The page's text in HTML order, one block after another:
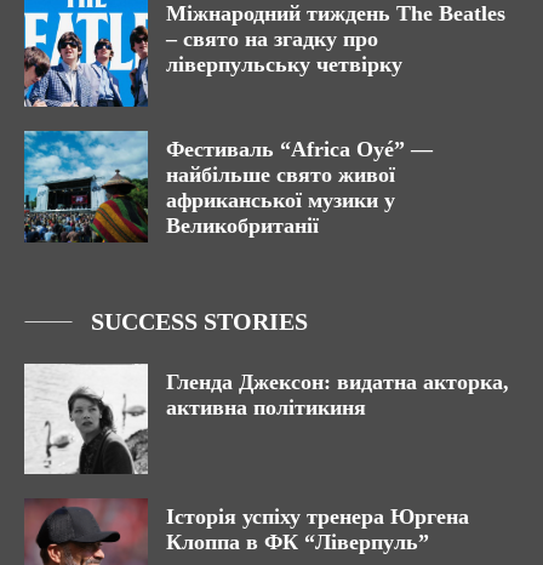
Міжнародний тиждень The Beatles
– свято на згадку про
ліверпульську четвірку
Фестиваль “Africa Oyé” —
найбільше свято живої
африканської музики у
Великобританії
SUCCESS STORIES
Гленда Джексон: видатна акторка,
активна політикиня
Історія успіху тренера Юргена
Клоппа в ФК “Ліверпуль”